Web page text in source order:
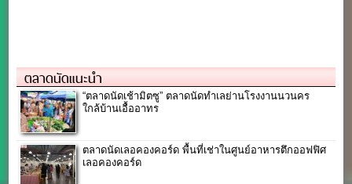
ตลาดนัดแนะนำ
“ตลาดนัดเช้ามิตซู” ตลาดนัดทำเลย่านโรงงานนวนคร
ใกล้บ้านเอื้ออาทร
ตลาดนัดเลอคองคอร์ด พื้นที่เช่าในศูนย์อาหารตึกออฟฟิศ
เลอคองคอร์ด